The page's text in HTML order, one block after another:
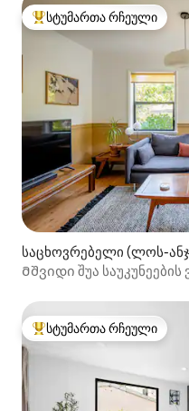
სტუმართა რჩეული
სტუმართა რჩეული
საცხოვრებელი (ლოს-
Მშვიდი შუა
სტუმართა რჩეული
სტუმართა რჩეული